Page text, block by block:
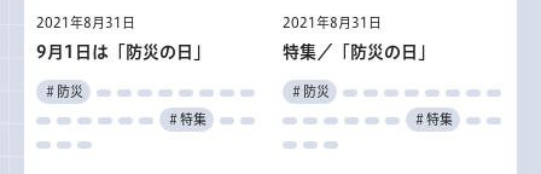
2021年8月31日
9月1日は「防災の日」
＃防災
＃特集
2021年8月31日
特集／「防災の日」
＃防災
＃特集